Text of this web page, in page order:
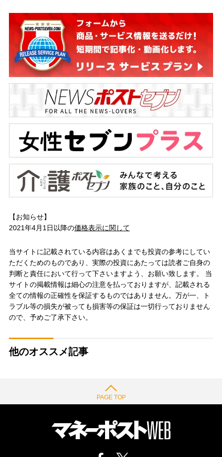
【お知らせ】
2021年4月1日以降の価格表示に関して
当サイトに記載されている内容はあくまでも投資の参考にしてい
ただくためのものであり、実際の投資にあたっては読者ご自身の
判断と責任において行って下さいますよう、お願い致します。 当
サイトの掲載情報は細心の注意を払っておりますが、記載される
全ての情報の正確性を保証するものではありません。万が一、ト
ラブル等の損失が被っても損害等の保証は一切行っておりません
ので、予めご了承下さい。
他のオススメ記事
PAGE TOP